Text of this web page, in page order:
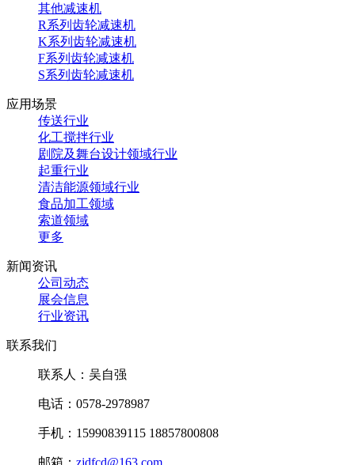
其他减速机
R系列齿轮减速机
K系列齿轮减速机
F系列齿轮减速机
S系列齿轮减速机
应用场景
传送行业
化工搅拌行业
剧院及舞台设计领域行业
起重行业
清洁能源领域行业
食品加工领域
索道领域
更多
新闻资讯
公司动态
展会信息
行业资讯
联系我们
联系人：吴自强
电话：0578-2978987
手机：15990839115 18857800808
邮箱： zjdfcd@163.com